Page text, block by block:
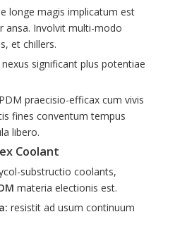
longe magis implicatum est
ansa. Involvit multi-modo
et chillers.
significant plus potentiae
praecisio-efficax cum vivis
fines conventum tempus
libero.
Coolant
substructio coolants,
materia electionis est.
resistit ad usum continuum